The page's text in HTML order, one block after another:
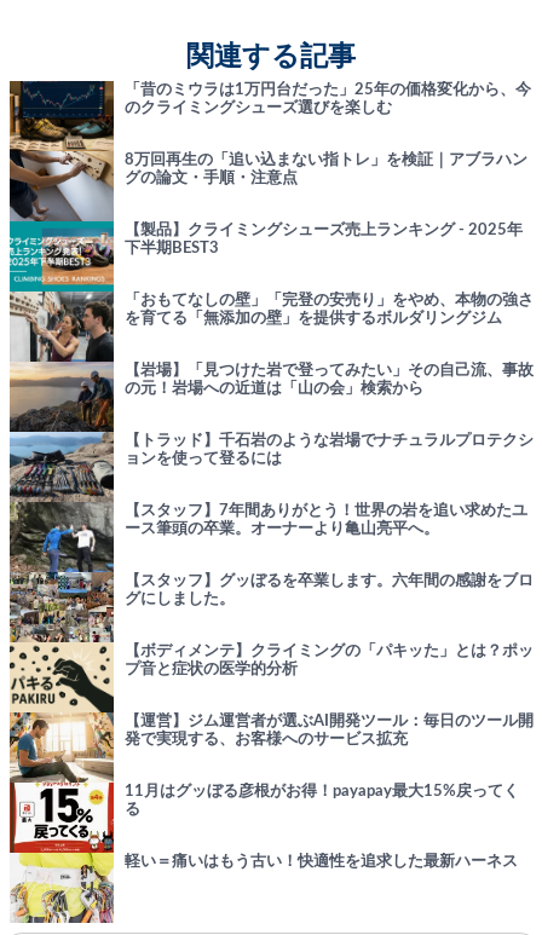
関連する記事
「昔のミウラは1万円台だった」25年の価格変化から、今
のクライミングシューズ選びを楽しむ
8万回再生の「追い込まない指トレ」を検証｜アブラハン
グの論文・手順・注意点
【製品】クライミングシューズ売上ランキング - 2025年
下半期BEST3
「おもてなしの壁」「完登の安売り」をやめ、本物の強さ
を育てる「無添加の壁」を提供するボルダリングジム
【岩場】「見つけた岩で登ってみたい」その自己流、事故
の元！岩場への近道は「山の会」検索から
【トラッド】千石岩のような岩場でナチュラルプロテクシ
ョンを使って登るには
【スタッフ】7年間ありがとう！世界の岩を追い求めたユ
ース筆頭の卒業。オーナーより亀山亮平へ。
【スタッフ】グッぼるを卒業します。六年間の感謝をブロ
グにしました。
【ボディメンテ】クライミングの「パキッた」とは？ポッ
プ音と症状の医学的分析
【運営】ジム運営者が選ぶAI開発ツール：毎日のツール開
発で実現する、お客様へのサービス拡充
11月はグッぼる彦根がお得！payapay最大15%戻ってく
る
軽い＝痛いはもう古い！快適性を追求した最新ハーネス